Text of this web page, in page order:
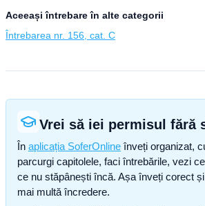
Aceeași întrebare în alte categorii
Întrebarea nr. 156, cat. C
Vrei să iei permisul fără
În aplicația SoferOnline înveți organizat,
parcurgi capitolele, faci întrebările, vezi
ce nu stăpânești încă. Așa înveți corect
mai multă încredere.